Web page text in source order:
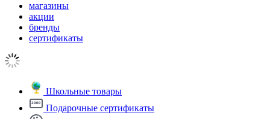
магазины
акции
бренды
сертификаты
Школьные товары
Подарочные сертификаты